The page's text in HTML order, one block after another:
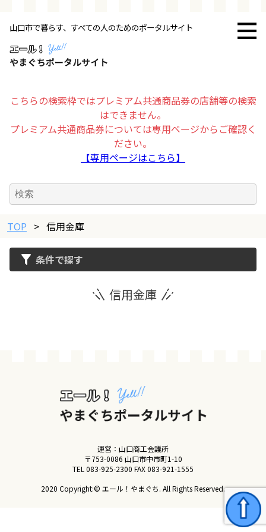
山口市で暮らす、すべての人のためのポータルサイト
こちらの検索枠ではプレミアム共通商品券の店舗等の検索
はできません。
プレミアム共通商品券については専用ページからご確認く
ださい。
【専用ページはこちら】
トップページ
その他
求人情報
お得
イベント情報の掲載はこちら
TOP > 信用金庫
条件で探す
信用金庫
運営：山口商工会議所
〒753-0086 山口市中市町1-10
TEL 083-925-2300 FAX 083-921-1555
2020 Copyright:© エール！やまぐち. All Rights Reserved.